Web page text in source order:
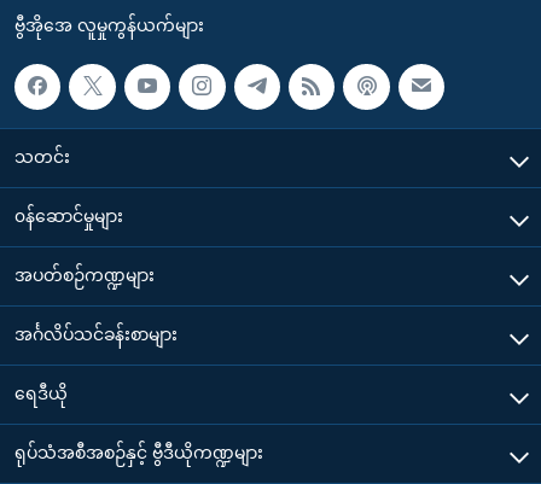
ဗွီအိုအေ လူမှုကွန်ယက်များ
သတင်း
၀န်ဆောင်မှုများ
အပတ်စဉ်ကဏ္ဍများ
အင်္ဂလိပ်သင်ခန်းစာများ
ရေဒီယို
ရုပ်သံအစီအစဉ်နှင့် ဗွီဒီယိုကဏ္ဍများ